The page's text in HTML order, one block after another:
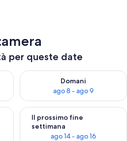
per queste date
sera, ago 7 - ago 8
Domani
ago 8 - ago 9
Verifica la disponibilità per
fine settimana, ago 7 - ago
Il prossimo fine
settimana
ago 14 - ago 16
Verifica la disponibilità per il